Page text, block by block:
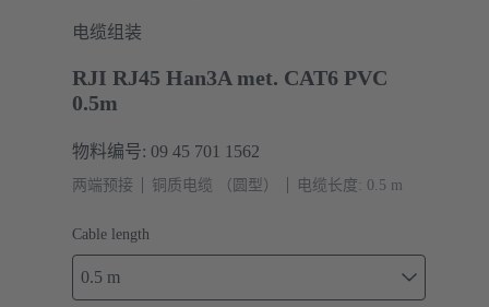
电缆组装
RJI RJ45 Han3A met. CAT6 PVC
0.5m
物料编号: 09 45 701 1562
两端预接 铜质电缆 （圆型） 电缆长度: 0.5 m
Cable length
0.5 m